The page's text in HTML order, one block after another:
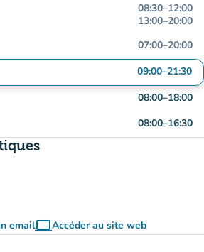
08:30–12:00
13:00–20:00
07:00–20:00
09:00–21:30
08:00–18:00
08:00–16:30
emailcomputerAccéder au site web
(nouvel onglet)